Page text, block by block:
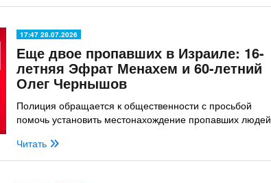
17:47 28.07.2026
Еще двое пропавших в Израиле: 16-
летняя Эфрат Менахем и 60-летний
Олег Чернышов
Полиция обращается к общественности с просьбой
помочь установить местонахождение пропавших людей
Читать